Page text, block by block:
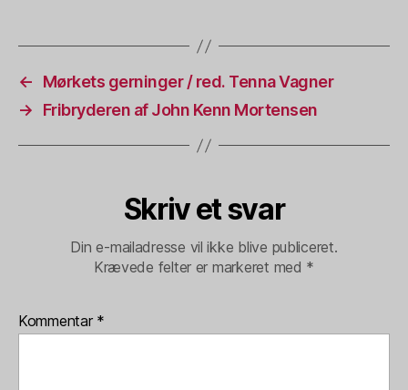
←
Mørkets gerninger / red. Tenna Vagner
→
Fribryderen af John Kenn Mortensen
Skriv et svar
Din e-mailadresse vil ikke blive publiceret.
Krævede felter er markeret med *
Kommentar *